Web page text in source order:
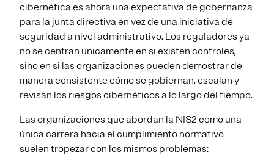
cibernética es ahora una expectativa de gobernanza
para la junta directiva en vez de una iniciativa de
seguridad a nivel administrativo. Los reguladores ya
no se centran únicamente en si existen controles,
sino en si las organizaciones pueden demostrar de
manera consistente cómo se gobiernan, escalan y
revisan los riesgos cibernéticos a lo largo del tiempo.
Las organizaciones que abordan la NIS2 como una
única carrera hacia el cumplimiento normativo
suelen tropezar con los mismos problemas: